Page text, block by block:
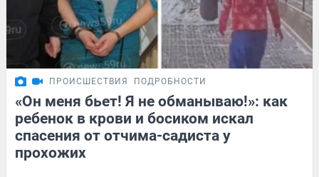
ПРОИСШЕСТВИЯ ПОДРОБНОСТИ
«Он меня бьет! Я не обманываю!»: как
ребенок в крови и босиком искал
спасения от отчима-садиста у
прохожих